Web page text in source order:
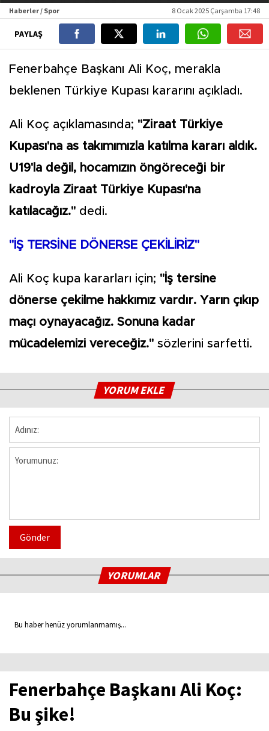
Haberler / Spor 8 Ocak 2025 Çarşamba 17:48
PAYLAŞ
Fenerbahçe Başkanı Ali Koç, merakla
beklenen Türkiye Kupası kararını açıkladı.
Ali Koç açıklamasında; "Ziraat Türkiye
Kupası'na as takımımızla katılma kararı aldık.
U19'la değil, hocamızın öngöreceği bir
kadroyla Ziraat Türkiye Kupası'na
katılacağız." dedi.
"İŞ TERSİNE DÖNERSE ÇEKİLİRİZ"
Ali Koç kupa kararları için; "İş tersine
dönerse çekilme hakkımız vardır. Yarın çıkıp
maçı oynayacağız. Sonuna kadar
mücadelemizi vereceğiz." sözlerini sarfetti.
YORUM EKLE
Gönder
YORUMLAR
Bu haber henüz yorumlanmamış...
Fenerbahçe Başkanı Ali Koç:
Bu şike!